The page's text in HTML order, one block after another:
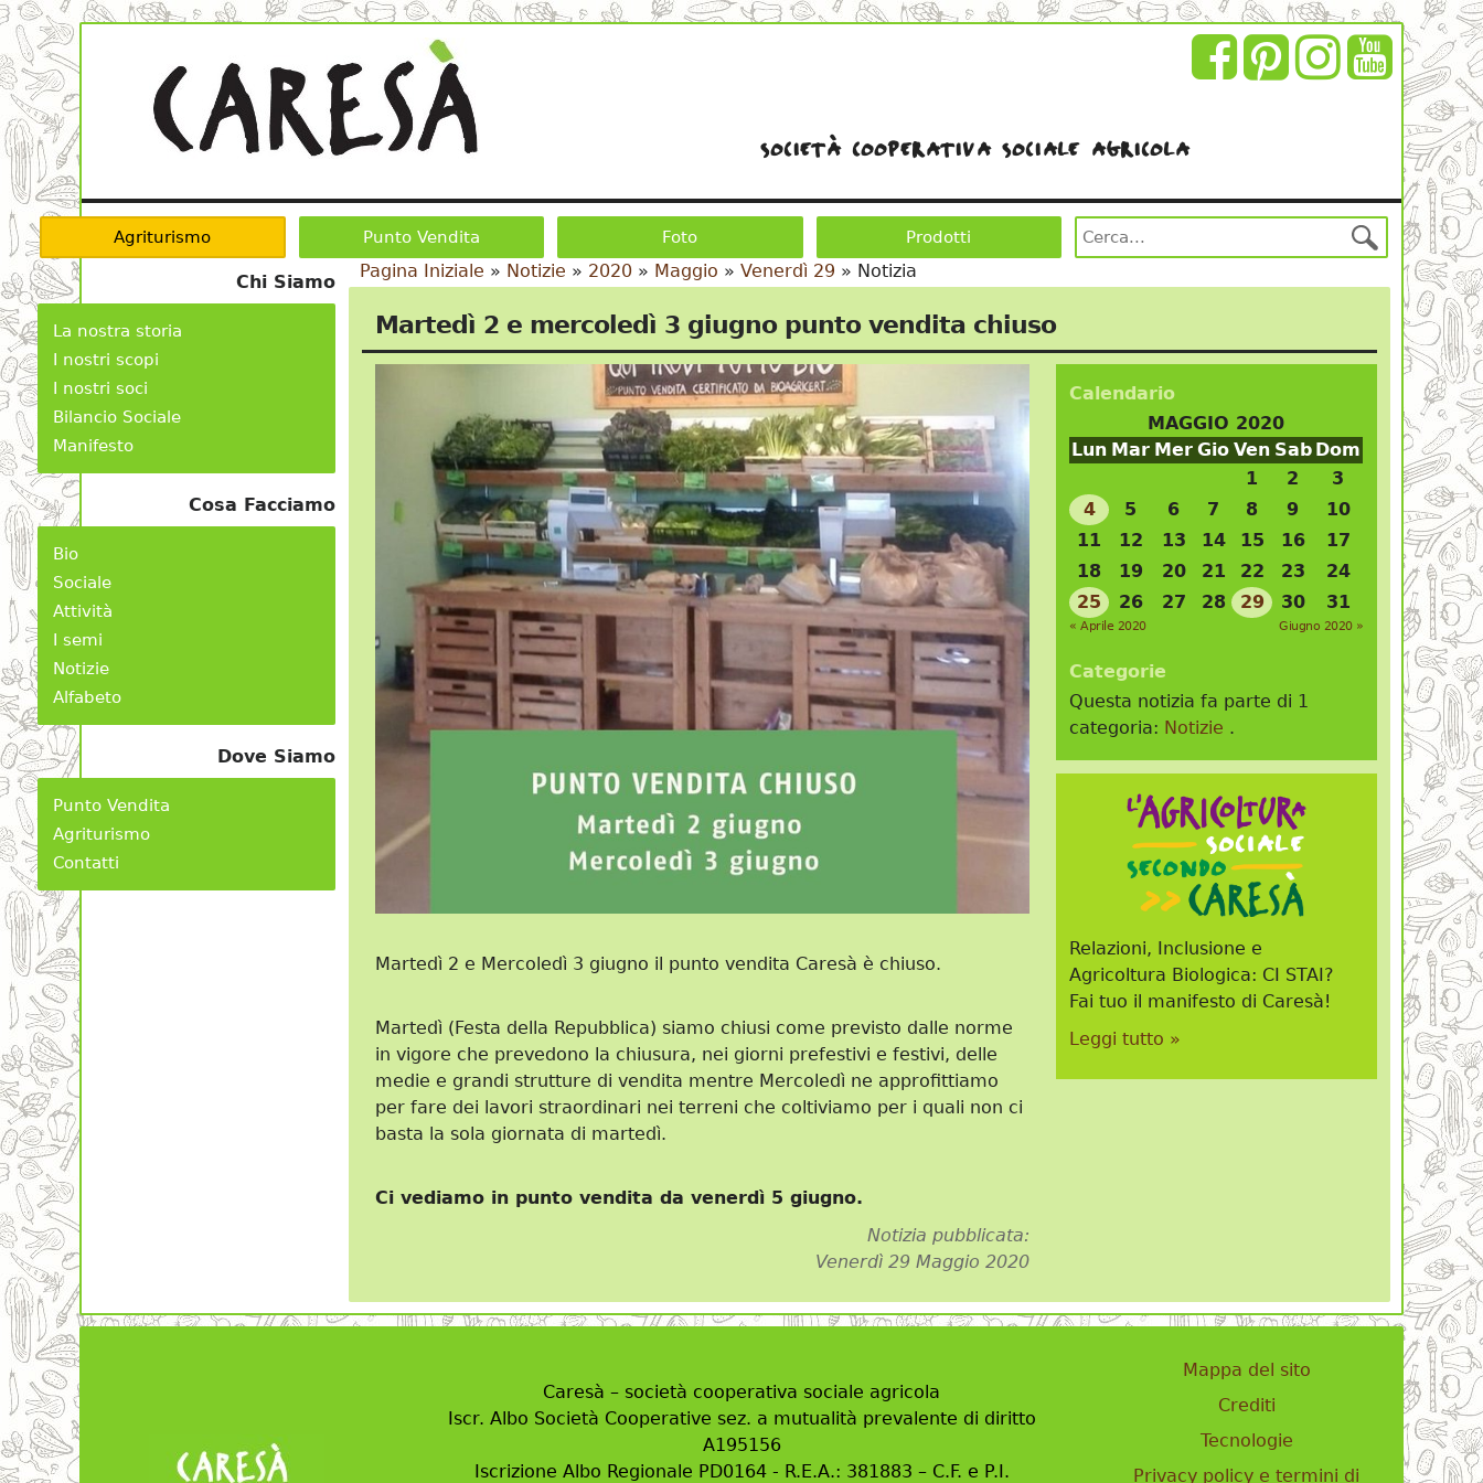
società cooperativa sociale agricola
Agriturismo Punto Vendita Foto Prodotti
Chi Siamo
La nostra storia
I nostri scopi
I nostri soci
Bilancio Sociale
Manifesto
Cosa Facciamo
Bio
Sociale
Attività
I semi
Notizie
Alfabeto
Dove Siamo
Punto Vendita
Agriturismo
Contatti
Pagina Iniziale » Notizie » 2020 » Maggio » Venerdì 29 » Notizia
Martedì 2 e mercoledì 3 giugno punto vendita chiuso
Martedì 2 e Mercoledì 3 giugno il punto vendita Caresà è chiuso.
Martedì (Festa della Repubblica) siamo chiusi come previsto dalle norme
in vigore che prevedono la chiusura, nei giorni prefestivi e festivi, delle
medie e grandi strutture di vendita mentre Mercoledì ne approfittiamo
per fare dei lavori straordinari nei terreni che coltiviamo per i quali non ci
basta la sola giornata di martedì.
Ci vediamo in punto vendita da venerdì 5 giugno.
Notizia pubblicata:
Venerdì 29 Maggio 2020
Calendario
MAGGIO 2020
Lun Mar Mer Gio Ven Sab Dom
1
2
3
4
5 6 7 8 9
10
11
12 13 14 15 16
17
18
19 20 21 22 23
24
25
26 27 28 29 30 31
« Aprile 2020 Giugno 2020 »
Categorie
Questa notizia fa parte di 1
categoria: Notizie .
Relazioni, Inclusione e
Agricoltura Biologica: CI STAI?
Fai tuo il manifesto di Caresà!
Leggi tutto »
Caresà – società cooperativa sociale agricola
Iscr. Albo Società Cooperative sez. a mutualità prevalente di diritto
A195156
Iscrizione Albo Regionale PD0164 - R.E.A.: 381883 – C.F. e P.I.
Mappa del sito
Crediti
Tecnologie
Privacy policy e termini di